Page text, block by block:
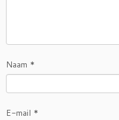
Naam *
E-mail *